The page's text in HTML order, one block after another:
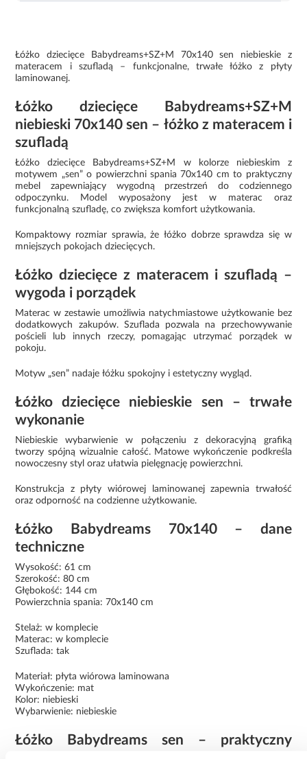
Łóżko dziecięce Babydreams+SZ+M 70x140 sen niebieskie z
materacem i szufladą – funkcjonalne, trwałe łóżko z płyty
laminowanej.
Łóżko dziecięce Babydreams+SZ+M
niebieski 70x140 sen – łóżko z materacem i
szufladą
Łóżko dziecięce Babydreams+SZ+M w kolorze niebieskim z
motywem „sen” o powierzchni spania 70x140 cm to praktyczny
mebel zapewniający wygodną przestrzeń do codziennego
odpoczynku. Model wyposażony jest w materac oraz
funkcjonalną szufladę, co zwiększa komfort użytkowania.
Kompaktowy rozmiar sprawia, że łóżko dobrze sprawdza się w
mniejszych pokojach dziecięcych.
Łóżko dziecięce z materacem i szufladą –
wygoda i porządek
Materac w zestawie umożliwia natychmiastowe użytkowanie bez
dodatkowych zakupów. Szuflada pozwala na przechowywanie
pościeli lub innych rzeczy, pomagając utrzymać porządek w
pokoju.
Motyw „sen” nadaje łóżku spokojny i estetyczny wygląd.
Łóżko dziecięce niebieskie sen – trwałe
wykonanie
Niebieskie wybarwienie w połączeniu z dekoracyjną grafiką
tworzy spójną wizualnie całość. Matowe wykończenie podkreśla
nowoczesny styl oraz ułatwia pielęgnację powierzchni.
Konstrukcja z płyty wiórowej laminowanej zapewnia trwałość
oraz odporność na codzienne użytkowanie.
Łóżko Babydreams 70x140 – dane
techniczne
Wysokość: 61 cm
Szerokość: 80 cm
Głębokość: 144 cm
Powierzchnia spania: 70x140 cm
Stelaż: w komplecie
Materac: w komplecie
Szuflada: tak
Materiał: płyta wiórowa laminowana
Wykończenie: mat
Kolor: niebieski
Wybarwienie: niebieskie
Łóżko Babydreams sen – praktyczny